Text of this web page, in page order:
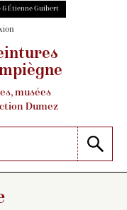
& Étienne Guibert
musées
Dumez